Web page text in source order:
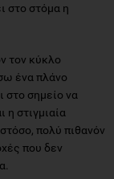
στο στόμα η
τον κύκλο
ένα πλάνο
στο σημείο να
στιγμιαία
πολύ πιθανόν
που δεν